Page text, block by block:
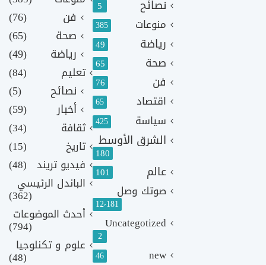
نصائح 5
منوعات 385
رياضة 49
صحة 65
فن 76
اقتصاد 65
سياسة 425
الشرق الأوسط
180
عالم 101
صوتك وصل
12٬181
Uncategotized
2
new
46
فن
(76)
صحة
(65)
رياضة
(49)
تعليم (84)
نصائح
(5)
أخبار
(59)
ثقافة
(34)
تاريخ
(15)
فيديو تريند (48)
الباندل الرئيسي
(362)
أحدث الموضوعات
(794)
علوم و تكنلوجيا
(48)